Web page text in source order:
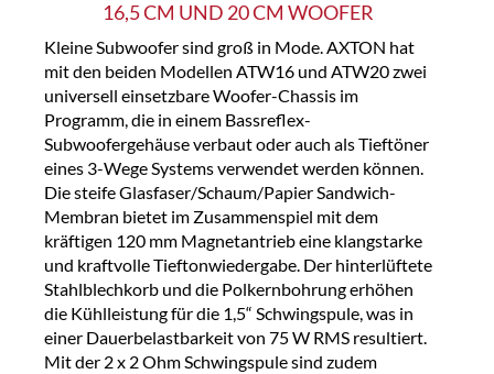
16,5 CM UND 20 CM WOOFER
Kleine Subwoofer sind groß in Mode. AXTON hat
mit den beiden Modellen ATW16 und ATW20 zwei
universell einsetzbare Woofer-Chassis im
Programm, die in einem Bassreflex-
Subwoofergehäuse verbaut oder auch als Tieftöner
eines 3-Wege Systems verwendet werden können.
Die steife Glasfaser/Schaum/Papier Sandwich-
Membran bietet im Zusammenspiel mit dem
kräftigen 120 mm Magnetantrieb eine klangstarke
und kraftvolle Tieftonwiedergabe. Der hinterlüftete
Stahlblechkorb und die Polkernbohrung erhöhen
die Kühlleistung für die 1,5“ Schwingspule, was in
einer Dauerbelastbarkeit von 75 W RMS resultiert.
Mit der 2 x 2 Ohm Schwingspule sind zudem